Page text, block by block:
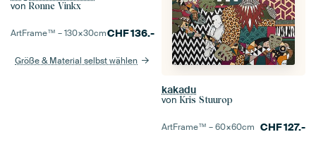
von Ronne Vinkx
ArtFrame™ –130×30cmCHF136.-
Größe & Material selbst wählen
kakadu
von Kris Stuurop
ArtFrame™ –60×60cm CHF127.-